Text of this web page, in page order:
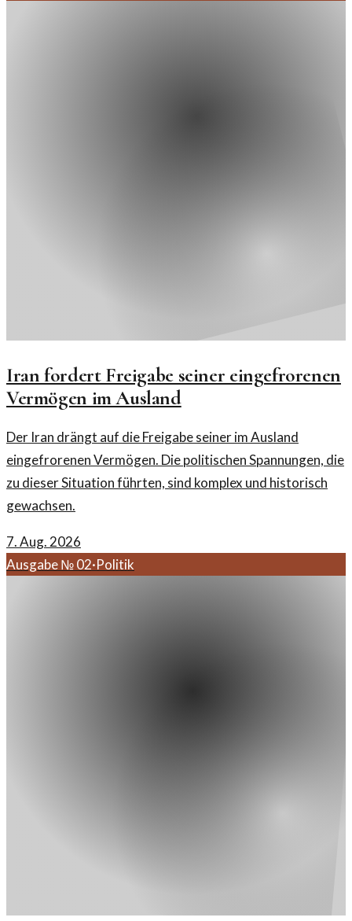
Iran fordert Freigabe seiner eingefrorenen
Vermögen im Ausland
Der Iran drängt auf die Freigabe seiner im Ausland
eingefrorenen Vermögen. Die politischen Spannungen, die
zu dieser Situation führten, sind komplex und historisch
gewachsen.
7. Aug. 2026
Ausgabe №02·Politik